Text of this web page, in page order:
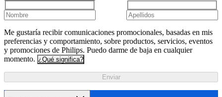
Me gustaría recibir comunicaciones promocionales, basadas en mis
preferencias y comportamiento, sobre productos, servicios, eventos
y promociones de Philips. Puedo darme de baja en cualquier
momento. ¿Qué significa?
Enviar